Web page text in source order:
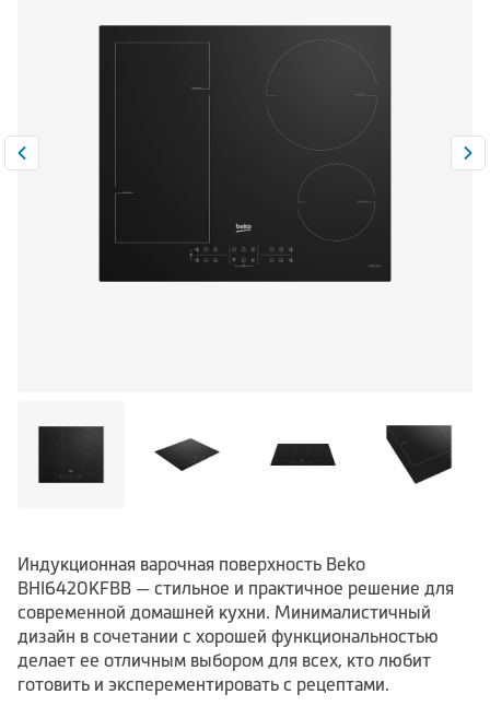
Индукционная варочная поверхность Beko
BHI6420KFBB — стильное и практичное решение для
современной домашней кухни. Минималистичный
дизайн в сочетании с хорошей функциональностью
делает ее отличным выбором для всех, кто любит
готовить и эксперементировать с рецептами.